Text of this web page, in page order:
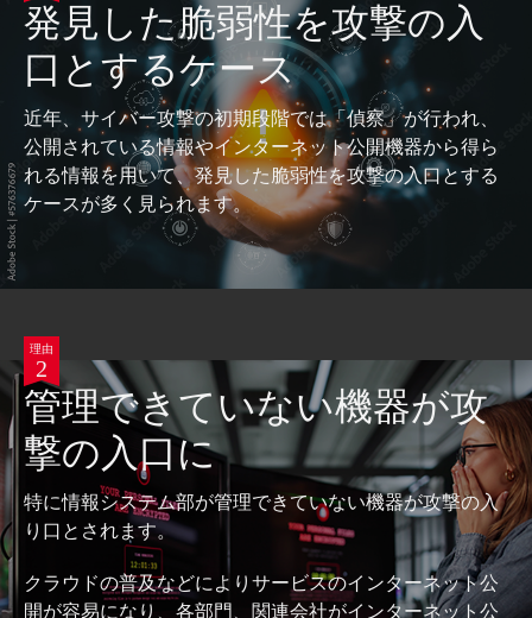
発見した脆弱性を攻撃の入
口とするケース
近年、サイバー攻撃の初期段階では「偵察」が⾏われ、
公開されている情報やインターネット公開機器から得ら
れる情報を⽤いて、発見した脆弱性を攻撃の入口とする
ケースが多く見られます。
理由
2
管理できていない機器が攻
撃の入口に
特に情報システム部が管理できていない機器が攻撃の入
り口とされます。
クラウドの普及などによりサービスのインターネット公
開が容易になり、各部門、関連会社がインターネット公